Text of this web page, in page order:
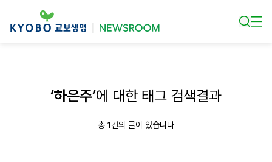
‘하은주’에 대한 태그 검색결과
총 1건의 글이 있습니다